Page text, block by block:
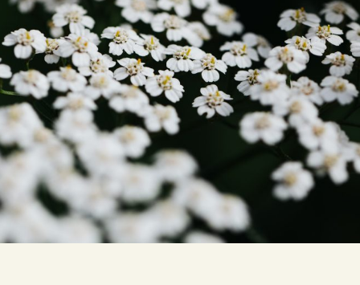
Anwendungsbereiche